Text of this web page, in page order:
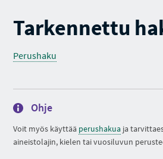
Tarkennettu
Perushaku
Ohje
Voit myös käyttää perushakua ja
aineistolajin, kielen tai vuosiluvun